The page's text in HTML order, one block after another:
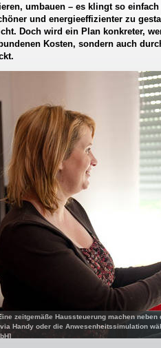
umbauen – es klingt so
und energieeffizienter zu
Doch wird ein Plan konkreter,
Kosten, sondern auch
zeitgemäße Haussteuerung machen
Handy oder die Anwesenheitssimulation